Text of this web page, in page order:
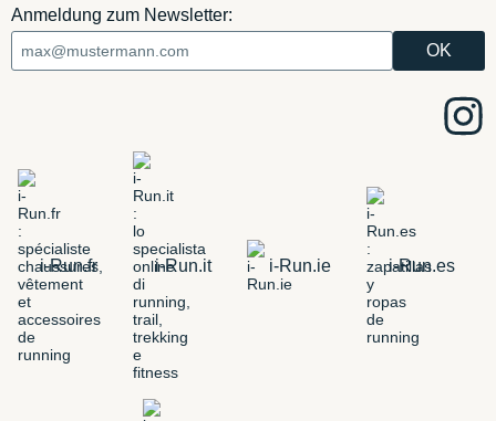
Anmeldung zum Newsletter:
i-Run.fr i-Run.it i-Run.ie i-Run.es